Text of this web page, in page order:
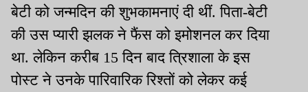
बेटी को जन्मदिन की शुभकामनाएं दी थीं. पिता-बेटी
की उस प्यारी झलक ने फैंस को इमोशनल कर दिया
था. लेकिन करीब 15 दिन बाद त्रिशाला के इस
पोस्ट ने उनके पारिवारिक रिश्तों को लेकर कई